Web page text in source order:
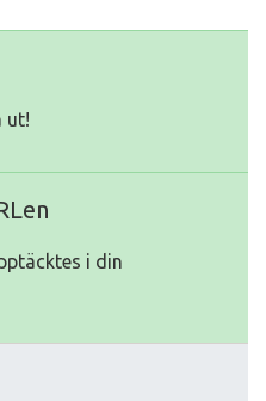
ut!
i din